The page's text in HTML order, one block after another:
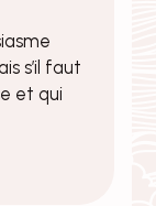
s’il faut
et qui